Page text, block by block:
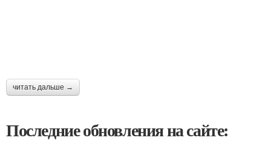
читать дальше →
Последние обновления на сайте: